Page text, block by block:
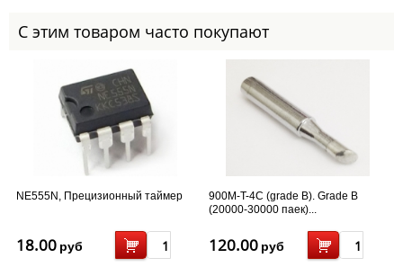
С этим товаром часто покупают
NE555N, Прецизионный таймер
18.00 руб
900M-T-4C (grade B). Grade B
(20000-30000 паек)...
120.00 руб